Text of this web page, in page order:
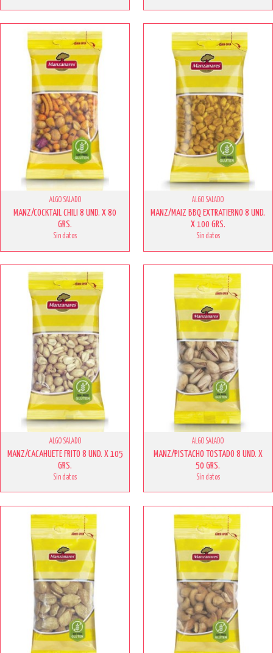
ALGO SALADO
MANZ/COCKTAIL CHILI 8 UND. X 80
GRS.
Sin datos
ALGO SALADO
MANZ/MAIZ BBQ EXTRATIERNO 8 UND.
X 100 GRS.
Sin datos
ALGO SALADO
MANZ/CACAHUETE FRITO 8 UND. X 105
GRS.
Sin datos
ALGO SALADO
MANZ/PISTACHO TOSTADO 8 UND. X
50 GRS.
Sin datos